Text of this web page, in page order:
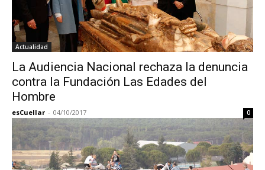
Actualidad
La Audiencia Nacional rechaza la denuncia
contra la Fundación Las Edades del
Hombre
esCuellar - 04/10/2017 0